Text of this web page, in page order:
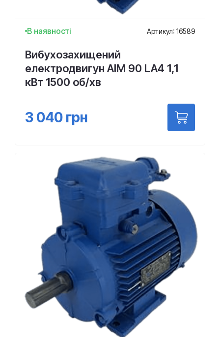
В наявності Артикул: 16589
Вибухозахищений
електродвигун АІМ 90 LA4 1,1
кВт 1500 об/хв
3 040 грн